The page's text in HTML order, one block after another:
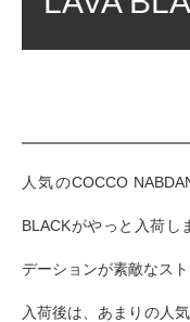
人気のCOCCO
BLACKがやっと入荷し
デーションが素敵なスト
入荷後は、あまりの人